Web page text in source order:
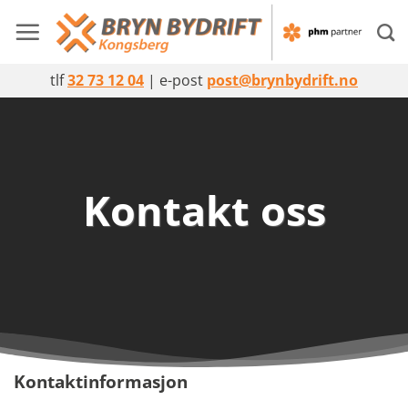
tlf32 73 12 04 | e-post post@brynbydrift.no
Kontakt oss
Kontaktinformasjon